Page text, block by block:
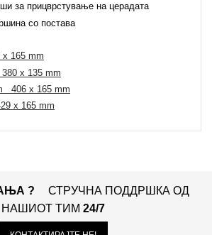
за прицврстување на церадата
со постава
165 mm
x 135 mm
406 x 165 mm
x 165 mm
?
СТРУЧНА ПОДДРШКА ОД
НАШИОТ ТИМ 24/7